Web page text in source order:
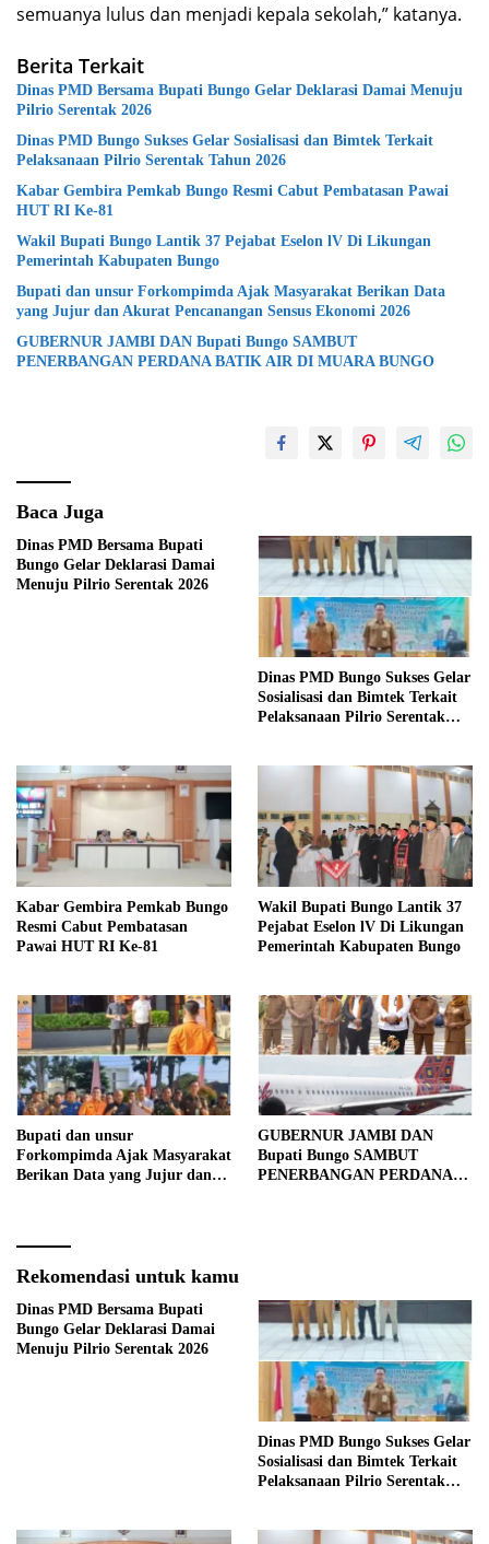
semuanya lulus dan menjadi kepala sekolah,” katanya.
Berita Terkait
Dinas PMD Bersama Bupati Bungo Gelar Deklarasi Damai Menuju
Pilrio Serentak 2026
Dinas PMD Bungo Sukses Gelar Sosialisasi dan Bimtek Terkait
Pelaksanaan Pilrio Serentak Tahun 2026
Kabar Gembira Pemkab Bungo Resmi Cabut Pembatasan Pawai
HUT RI Ke-81
Wakil Bupati Bungo Lantik 37 Pejabat Eselon lV Di Likungan
Pemerintah Kabupaten Bungo
Bupati dan unsur Forkompimda Ajak Masyarakat Berikan Data
yang Jujur dan Akurat Pencanangan Sensus Ekonomi 2026
GUBERNUR JAMBI DAN Bupati Bungo SAMBUT
PENERBANGAN PERDANA BATIK AIR DI MUARA BUNGO
Baca Juga
Dinas PMD Bersama Bupati
Bungo Gelar Deklarasi Damai
Menuju Pilrio Serentak 2026
Dinas PMD Bungo Sukses Gelar
Sosialisasi dan Bimtek Terkait
Pelaksanaan Pilrio Serentak
Kabar Gembira Pemkab Bungo
Resmi Cabut Pembatasan
Pawai HUT RI Ke-81
Wakil Bupati Bungo Lantik 37
Pejabat Eselon lV Di Likungan
Pemerintah Kabupaten Bungo
Bupati dan unsur
Forkompimda Ajak Masyarakat
Berikan Data yang Jujur dan
GUBERNUR JAMBI DAN
Bupati Bungo SAMBUT
PENERBANGAN PERDANA
Rekomendasi untuk kamu
Dinas PMD Bersama Bupati
Bungo Gelar Deklarasi Damai
Menuju Pilrio Serentak 2026
Dinas PMD Bungo Sukses Gelar
Sosialisasi dan Bimtek Terkait
Pelaksanaan Pilrio Serentak